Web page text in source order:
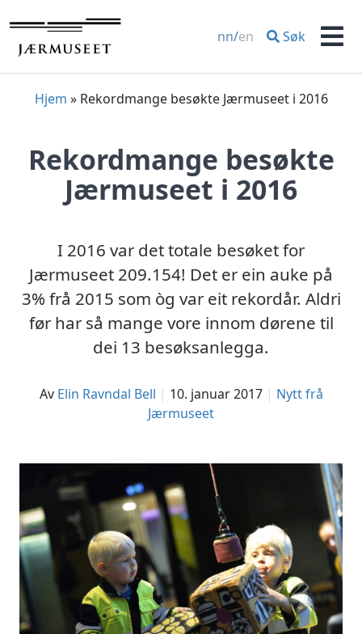
til
innhold
nn/en Søk
Hjem » Rekordmange besøkte Jærmuseet i 2016
Rekordmange besøkte
Jærmuseet i 2016
I 2016 var det totale besøket for
Jærmuseet 209.154! Det er ein auke på
3% frå 2015 som òg var eit rekordår. Aldri
før har så mange vore innom dørene til
dei 13 besøksanlegga.
av Elin Ravndal Bell 10. januar 2017
Nytt frå
Jærmuseet